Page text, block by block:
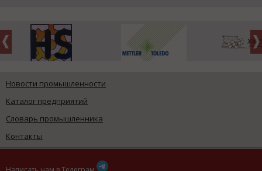
Новости промышленности
Каталог предприятий
Словарь промышленника
Контакты